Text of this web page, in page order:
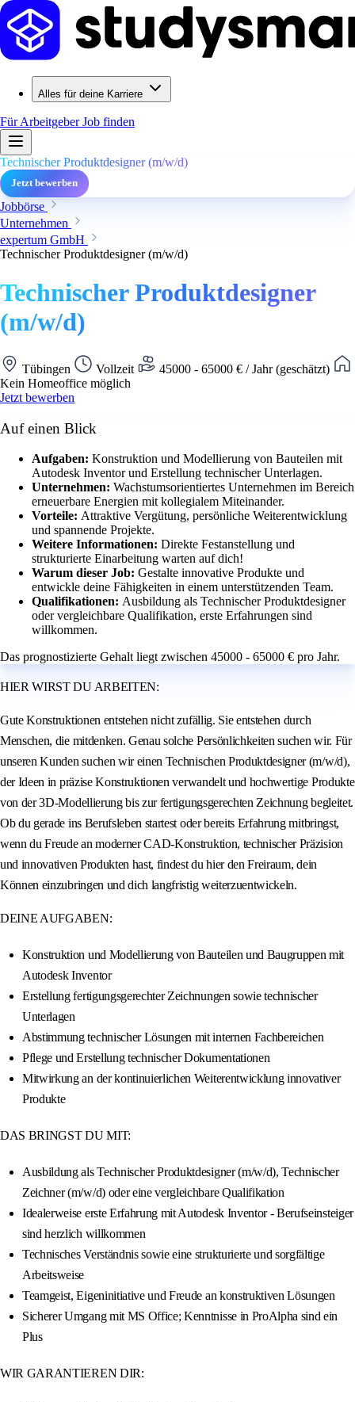
Alles für deine Karriere
Für ArbeitgeberJob finden
Technischer Produktdesigner (m/w/d)
Jetzt bewerben
Jobbörse
Unternehmen
expertum GmbH
Technischer Produktdesigner (m/w/d)
Technischer Produktdesigner
(m/w/d)
Tübingen Vollzeit
45000 - 65000 € / Jahr (geschätzt)
Kein Homeoffice möglich
Jetzt bewerben
Auf einen Blick
Aufgaben: Konstruktion und Modellierung von Bauteilen mit
Autodesk Inventor und Erstellung technischer Unterlagen.
Unternehmen: Wachstumsorientiertes Unternehmen im Bereich
erneuerbare Energien mit kollegialem Miteinander.
Vorteile: Attraktive Vergütung, persönliche Weiterentwicklung
und spannende Projekte.
Weitere Informationen: Direkte Festanstellung und
strukturierte Einarbeitung warten auf dich!
Warum dieser Job: Gestalte innovative Produkte und
entwickle deine Fähigkeiten in einem unterstützenden Team.
Qualifikationen: Ausbildung als Technischer Produktdesigner
oder vergleichbare Qualifikation, erste Erfahrungen sind
willkommen.
Das prognostizierte Gehalt liegt zwischen 45000 - 65000 € pro Jahr.
HIER WIRST DU ARBEITEN:
Gute Konstruktionen entstehen nicht zufällig. Sie entstehen durch
Menschen, die mitdenken. Genau solche Persönlichkeiten suchen wir. Für
unseren Kunden suchen wir einen Technischen Produktdesigner (m/w/d),
der Ideen in präzise Konstruktionen verwandelt und hochwertige Produkte
von der 3D-Modellierung bis zur fertigungsgerechten Zeichnung begleitet.
Ob du gerade ins Berufsleben startest oder bereits Erfahrung mitbringst,
wenn du Freude an moderner CAD-Konstruktion, technischer Präzision
und innovativen Produkten hast, findest du hier den Freiraum, dein
Können einzubringen und dich langfristig weiterzuentwickeln.
DEINE AUFGABEN:
Konstruktion und Modellierung von Bauteilen und Baugruppen mit
Autodesk Inventor
Erstellung fertigungsgerechter Zeichnungen sowie technischer
Unterlagen
Abstimmung technischer Lösungen mit internen Fachbereichen
Pflege und Erstellung technischer Dokumentationen
Mitwirkung an der kontinuierlichen Weiterentwicklung innovativer
Produkte
DAS BRINGST DU MIT:
Ausbildung als Technischer Produktdesigner (m/w/d), Technischer
Zeichner (m/w/d) oder eine vergleichbare Qualifikation
Idealerweise erste Erfahrung mit Autodesk Inventor - Berufseinsteiger
sind herzlich willkommen
Technisches Verständnis sowie eine strukturierte und sorgfältige
Arbeitsweise
Teamgeist, Eigeninitiative und Freude an konstruktiven Lösungen
Sicherer Umgang mit MS Office; Kenntnisse in ProAlpha sind ein
Plus
WIR GARANTIEREN DIR: